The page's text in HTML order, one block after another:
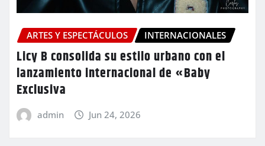
ARTES Y ESPECTÁCULOS INTERNACIONALES
Licy B consolida su estilo urbano con el
lanzamiento internacional de «Baby
Exclusiva
admin Jun 24, 2026